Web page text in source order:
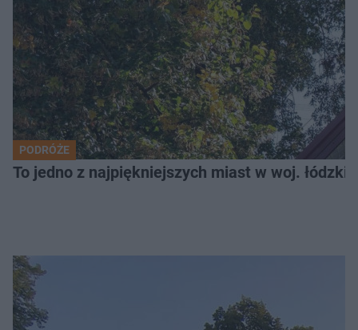
PODRÓŻE
To jedno z najpiękniejszych miast w woj.